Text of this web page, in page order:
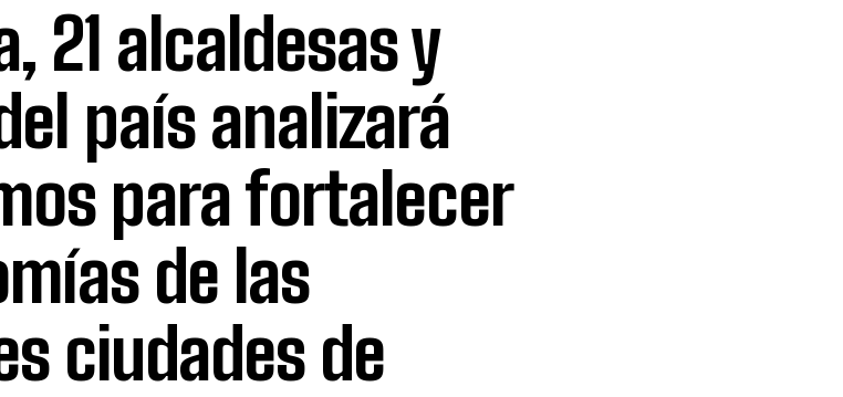
21 alcaldesas y
país analizará
para fortalecer
de las
ciudades de